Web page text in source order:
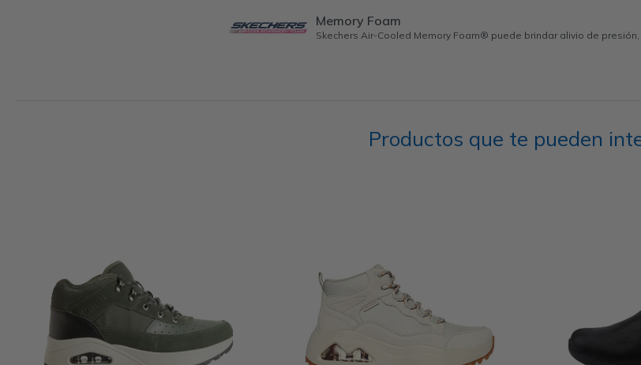
Memory Foam
Skechers Air-Cooled Memory Foam® puede brindar alivio de
Productos que te pueden